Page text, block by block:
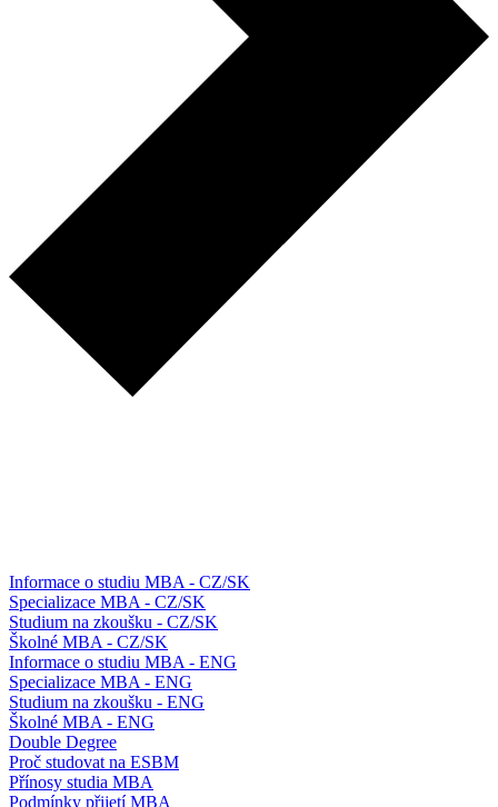
Informace o studiu MBA - CZ/SK
Specializace MBA - CZ/SK
Studium na zkoušku - CZ/SK
Školné MBA - CZ/SK
Informace o studiu MBA - ENG
Specializace MBA - ENG
Studium na zkoušku - ENG
Školné MBA - ENG
Double Degree
Proč studovat na ESBM
Přínosy studia MBA
Podmínky přijetí MBA